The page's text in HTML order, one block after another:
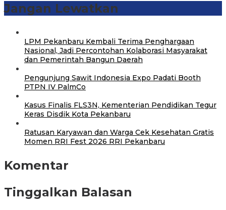
Jangan Lewatkan
‎LPM Pekanbaru Kembali Terima Penghargaan
Nasional, Jadi Percontohan Kolaborasi Masyarakat
dan Pemerintah Bangun Daerah
Pengunjung Sawit Indonesia Expo Padati Booth
PTPN IV PalmCo
Kasus Finalis FLS3N, Kementerian Pendidikan Tegur
Keras Disdik Kota Pekanbaru
‎Ratusan Karyawan dan Warga Cek Kesehatan Gratis
Momen RRI Fest 2026 RRI Pekanbaru
Komentar
Tinggalkan Balasan